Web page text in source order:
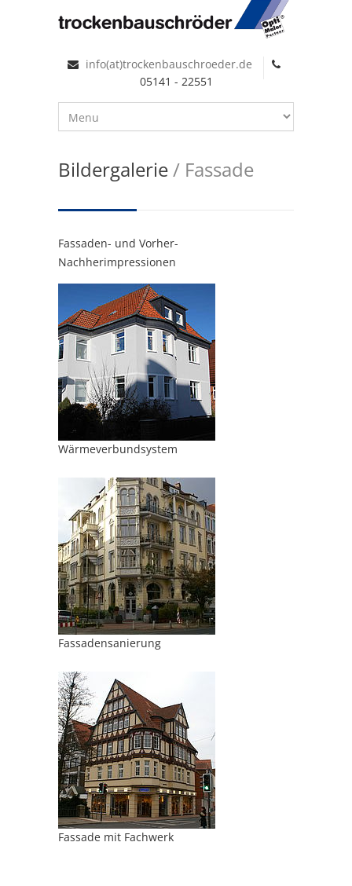
info(at)trockenbauschroeder.de
05141 - 22551
Bildergalerie/ Fassade
Fassaden- und Vorher-
Nachherimpressionen
Wärmeverbundsystem
Fassadensanierung
Fassade mit Fachwerk